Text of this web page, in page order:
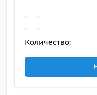
Количество: